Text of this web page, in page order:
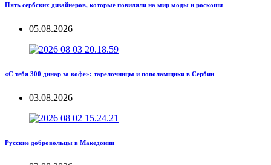
Пять сербских дизайнеров, которые повиляли на мир моды и роскоши
05.08.2026
«С тебя 300 динар за кофе»: тарелочницы и пополамщики в Сербии
03.08.2026
Русские добровольцы в Македонии